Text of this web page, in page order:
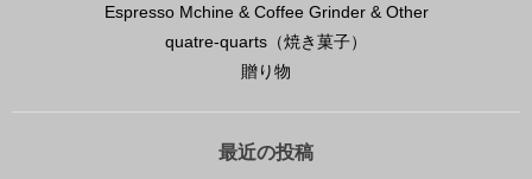
Espresso Mchine & Coffee Grinder & Other
quatre-quarts（焼き菓子）
贈り物
最近の投稿